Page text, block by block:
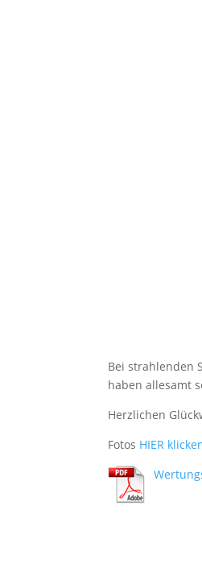
Bei strahlenden
haben allesamt
Herzlichen
Fotos HIER